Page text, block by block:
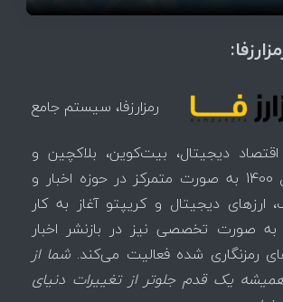
رمزارزفا، سیستم جامع
اقتصاد دیجیتال، بیت‌کوین، بلاکچین و
رمزارزها، از سال 1400 به صورت متمرکز در حوزه اخبار و
ارزهای‌ دیجیتال و کریپتو آغاز به کار
صورت تخصصی نیز در بازنشر اخبار
رمزنگاری شده فعالیت می‌کند.شما از
همیشه یک قدم جلوتر از تغییرات دنیای